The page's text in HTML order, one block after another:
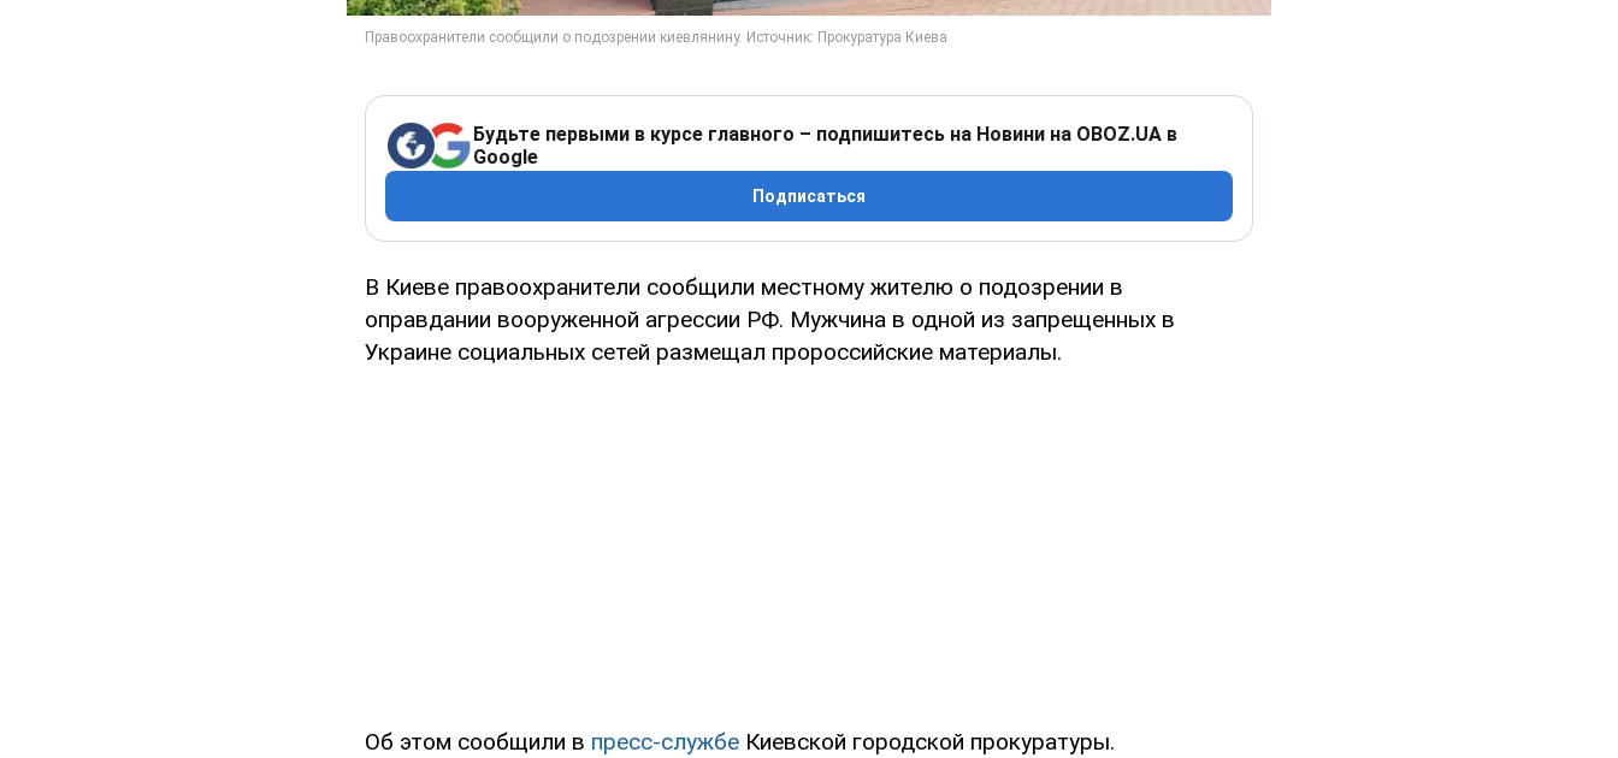
Будьте первыми в курсе главного – подпишитесь на Новини на OBOZ.UA в
Google
Подписаться
В Киеве правоохранители сообщили местному жителю о подозрении в
оправдании вооруженной агрессии РФ. Мужчина в одной из запрещенных в
Украине социальных сетей размещал пророссийские материалы.
Об этом сообщили в пресс-службе Киевской городской прокуратуры.